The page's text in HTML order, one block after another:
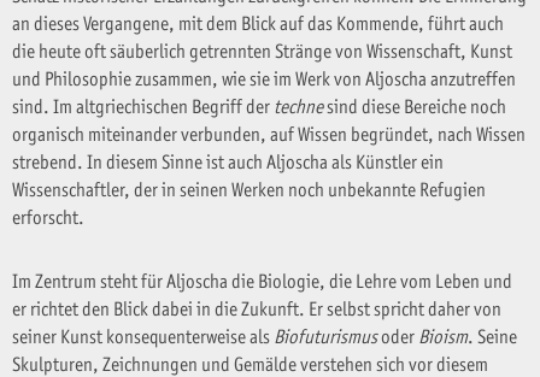
an dieses Vergangene, mit dem Blick auf das Kommende, führt auch
die heute oft säuberlich getrennten Stränge von Wissenschaft, Kunst
und Philosophie zusammen, wie sie im Werk von Aljoscha anzutreffen
sind. Im altgriechischen Begriff der technesind diese Bereiche noch
organisch miteinander verbunden, auf Wissen begründet, nach Wissen
strebend. In diesem Sinne ist auch Aljoscha als Künstler ein
Wissenschaftler, der in seinen Werken noch unbekannte Refugien
erforscht.
Im Zentrum steht für Aljoscha die Biologie, die Lehre vom Leben und
er richtet den Blick dabei in die Zukunft. Er selbst spricht daher von
seiner Kunst konsequenterweise als Biofuturismusoder Bioism. Seine
Skulpturen, Zeichnungen und Gemälde verstehen sich vor diesem